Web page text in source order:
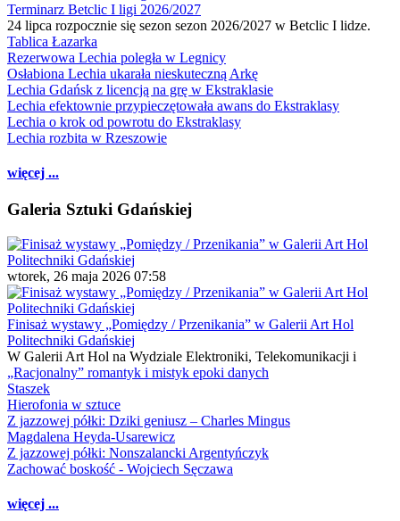
Terminarz Betclic I ligi 2026/2027
24 lipca rozpocznie się sezon sezon 2026/2027 w Betclic I lidze.
Tablica Łazarka
Rezerwowa Lechia poległa w Legnicy
Osłabiona Lechia ukarała nieskuteczną Arkę
Lechia Gdańsk z licencją na grę w Ekstraklasie
Lechia efektownie przypieczętowała awans do Ekstraklasy
Lechia o krok od powrotu do Ekstraklasy
Lechia rozbita w Rzeszowie
więcej ...
Galeria Sztuki Gdańskiej
wtorek, 26 maja 2026 07:58
Finisaż wystawy „Pomiędzy / Przenikania” w Galerii Art Hol
Politechniki Gdańskiej
W Galerii Art Hol na Wydziale Elektroniki, Telekomunikacji i
„Racjonalny” romantyk i mistyk epoki danych
Staszek
Hierofonia w sztuce
Z jazzowej półki: Dziki geniusz – Charles Mingus
Magdalena Heyda-Usarewicz
Z jazzowej półki: Nonszalancki Argentyńczyk
Zachować boskość - Wojciech Sęczawa
więcej ...